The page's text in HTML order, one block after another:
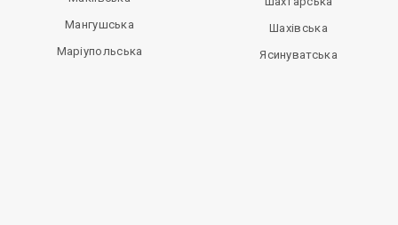
Мангушська
Маріупольська
Шахівська
Ясинуватська